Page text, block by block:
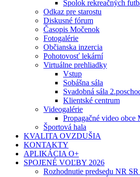
Spolok rekreačných
Odkaz pre starostu
Diskusné fórum
Časopis Močenok
Fotogalérie
Občianska inzercia
Pohotovosť lekární
Virtuálne prehliadky
Vstup
Sobášna sála
Svadobná sála
Klientské centrum
Videogalérie
Propagačné video obce
Športová hala
KVALITA OVZDUŠIA
KONTAKTY
APLIKÁCIA O+
SPOJENÉ VOĽBY 2026
Rozhodnutie predsedu NR